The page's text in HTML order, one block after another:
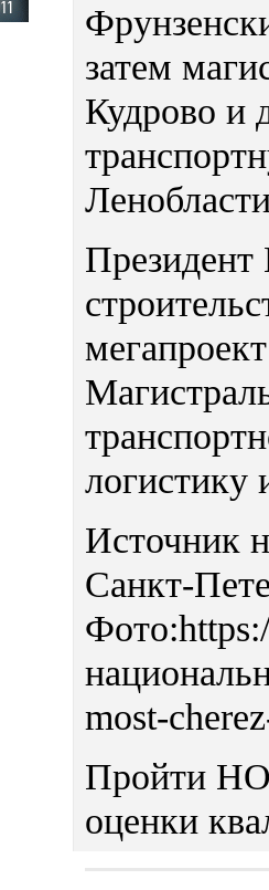
затем
Кудрово и
Президент
логистику
Источник
Санкт-
most-
Пройти
оценки